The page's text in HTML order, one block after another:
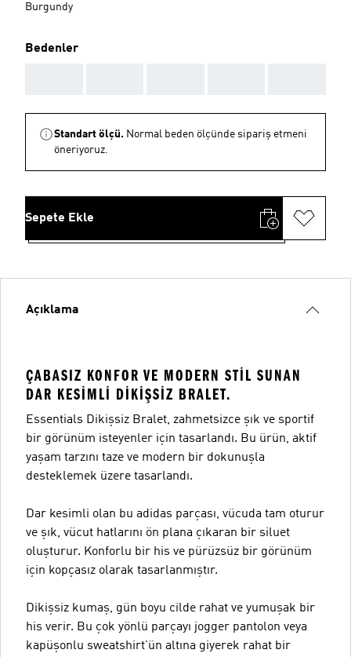
Burgundy
Bedenler
Standart ölçü. Normal beden ölçünde sipariş etmeni
öneriyoruz.
Sepete Ekle
Açıklama
ÇABASIZ KONFOR VE MODERN STIL SUNAN
DAR KESIMLI DIKIŞSIZ BRALET.
Essentials Dikişsiz Bralet, zahmetsizce şık ve sportif
bir görünüm isteyenler için tasarlandı. Bu ürün, aktif
yaşam tarzını taze ve modern bir dokunuşla
desteklemek üzere tasarlandı.
Dar kesimli olan bu adidas parçası, vücuda tam oturur
ve şık, vücut hatlarını ön plana çıkaran bir siluet
oluşturur. Konforlu bir his ve pürüzsüz bir görünüm
için kopçasız olarak tasarlanmıştır.
Dikişsiz kumaş, gün boyu cilde rahat ve yumuşak bir
his verir. Bu çok yönlü parçayı jogger pantolon veya
kapüşonlu sweatshirt'ün altına giyerek rahat bir